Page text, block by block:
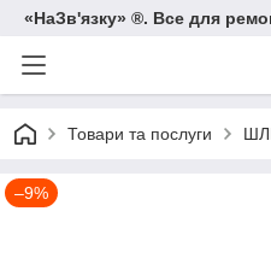
«НаЗв'язку» ®. Все для
Товари та послуги
–9%